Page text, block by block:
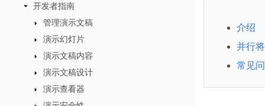
开发者指南
管理演示文稿
演示幻灯片
演示文稿内容
演示文稿设计
演示查看器
介绍
并行
常见